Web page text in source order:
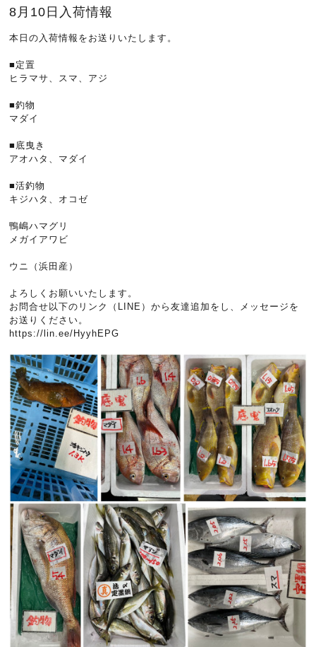
8月10日入荷情報
本日の入荷情報をお送りいたします。
■定置
ヒラマサ、スマ、アジ
■釣物
マダイ
■底曳き
アオハタ、マダイ
■活釣物
キジハタ、オコゼ
鴨嶋ハマグリ
メガイアワビ
ウニ（浜田産）
よろしくお願いいたします。
お問合せ以下のリンク（LINE）から友達追加をし、メッセージを
お送りください。
https://lin.ee/HyyhEPG